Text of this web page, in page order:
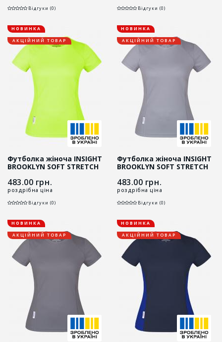
Відгуки (0) Відгуки (0)
НОВИНКА
АКЦІЙНИЙ ТОВАР
Футболка жіноча INSIGHT
BROOKLYN SOFT STRETCH
483.00 грн.
роздрібна ціна
Відгуки (0)
НОВИНКА
АКЦІЙНИЙ ТОВАР
Футболка жіноча INSIGHT
BROOKLYN SOFT STRETCH
483.00 грн.
роздрібна ціна
Відгуки (0)
НОВИНКА
АКЦІЙНИЙ ТОВАР
НОВИНКА
АКЦІЙНИЙ ТОВАР